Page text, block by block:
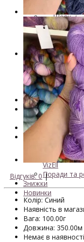
300м/
- Шовк+
↘
600м/
↘
Бобінна пряжа+
- Альпака
- Кашемир
-
- Пряжа з
Майстер-класи
Інструменти та
- Конуси
Одяг TieDye
Блог про
Галерея
VizEll
Поради та
Знижки
Новинки
Відгуків: 0|
Колір: Синий
Наявність в
Вага: 100.00г
Довжина: 350.00м
Немає в наявності